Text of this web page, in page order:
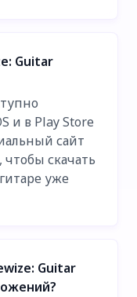
Guitar
и в Play Store
сайт
скачать
уже
Guitar